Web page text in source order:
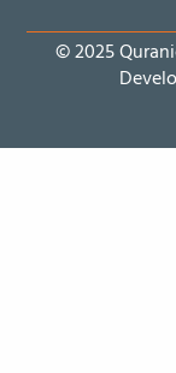
© 2025